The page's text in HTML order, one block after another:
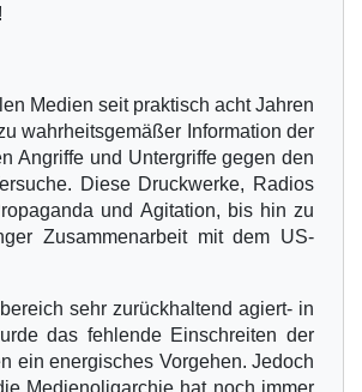
Medien seit praktisch acht Jahren
wahrheitsgemäßer Information der
Angriffe und Untergriffe gegen den
Diese Druckwerke, Radios
und Agitation, bis hin zu
Zusammenarbeit mit dem US-
sehr zurückhaltend agiert- in
das fehlende Einschreiten der
ein energisches Vorgehen. Jedoch
Medienoligarchie hat noch immer